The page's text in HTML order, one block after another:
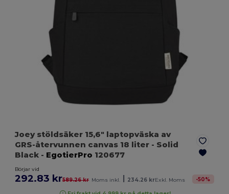
Joey stöldsäker 15,6" laptopväska av
GRS-återvunnen canvas 18 liter - Solid
Black - EgotierPro 120677
Börjar vid
292.83 kr589.26 kr Moms inkl. 234.26 krExkl. Moms -50%